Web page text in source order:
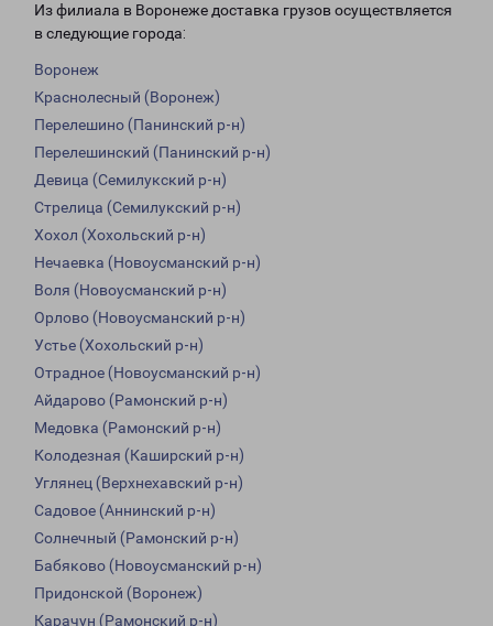
Из филиала в Воронеже доставка грузов осуществляется
в следующие города:
Воронеж
Краснолесный (Воронеж)
Перелешино (Панинский р-н)
Перелешинский (Панинский р-н)
Девица (Семилукский р-н)
Стрелица (Семилукский р-н)
Хохол (Хохольский р-н)
Нечаевка (Новоусманский р-н)
Воля (Новоусманский р-н)
Орлово (Новоусманский р-н)
Устье (Хохольский р-н)
Отрадное (Новоусманский р-н)
Айдарово (Рамонский р-н)
Медовка (Рамонский р-н)
Колодезная (Каширский р-н)
Углянец (Верхнехавский р-н)
Садовое (Аннинский р-н)
Солнечный (Рамонский р-н)
Бабяково (Новоусманский р-н)
Придонской (Воронеж)
Карачун (Рамонский р-н)